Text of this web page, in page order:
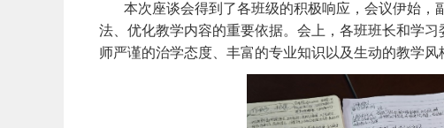
本次座谈会得到了各班级的积极响应，会议伊始
法、优化教学内容的重要依据。会上，各班班长和学
师严谨的治学态度、丰富的专业知识以及生动的教学